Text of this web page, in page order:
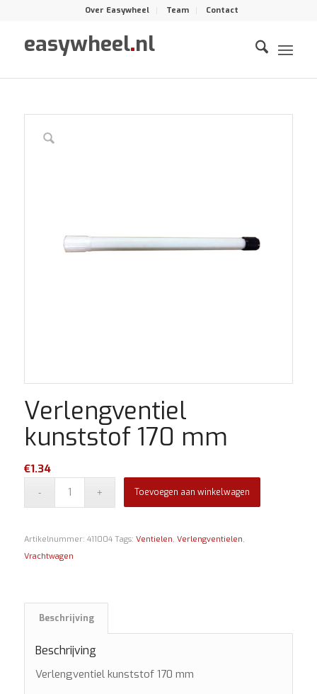
Over Easywheel Team Contact
easywheel.nl
Verlengventiel
kunststof 170 mm
€1.34
Toevoegen aan winkelwagen
Artikelnummer: 411004 Tags: Ventielen, Verlengventielen,
Vrachtwagen
Beschrijving
Beschrijving
Verlengventiel kunststof 170 mm